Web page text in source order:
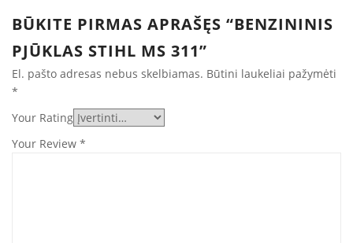
BŪKITE PIRMAS APRAŠĘS “BENZININIS
PJŪKLAS STIHL MS 311”
El. pašto adresas nebus skelbiamas. Būtini laukeliai pažymėti
*
Your Rating
Your Review *